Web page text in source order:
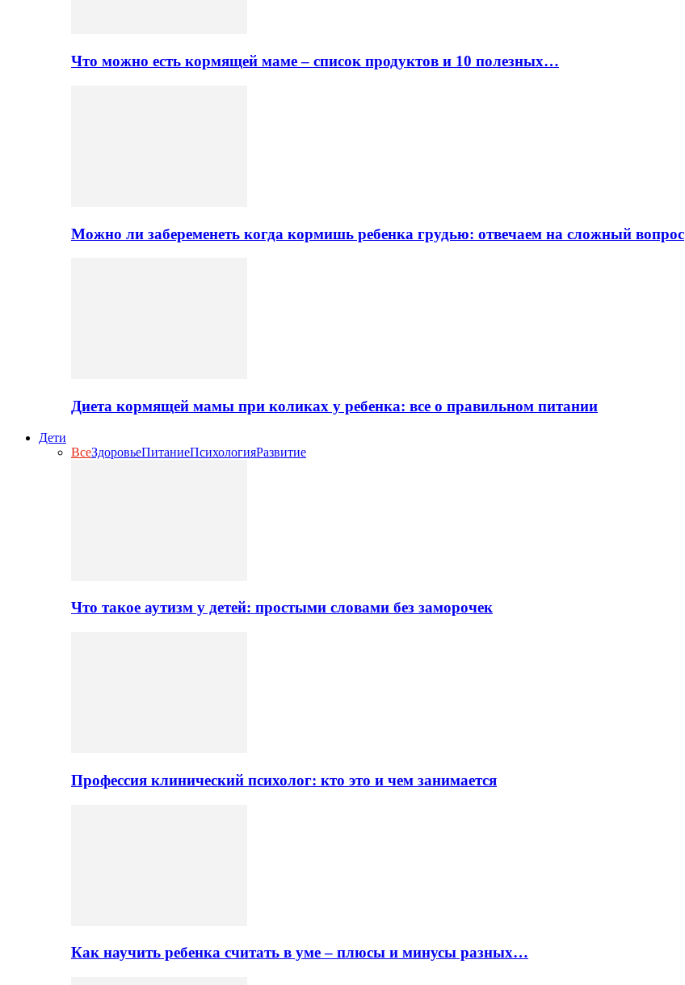
Что можно есть кормящей маме – список продуктов и 10 полезных…
Можно ли забеременеть когда кормишь ребенка грудью: отвечаем на сложный вопрос
Диета кормящей мамы при коликах у ребенка: все о правильном питании
Дети
ВсеЗдоровьеПитаниеПсихологияРазвитие
Что такое аутизм у детей: простыми словами без заморочек
Профессия клинический психолог: кто это и чем занимается
Как научить ребенка считать в уме – плюсы и минусы разных…